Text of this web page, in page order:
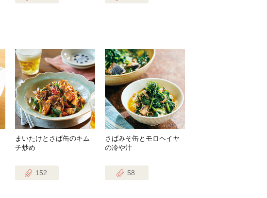
まいたけとさば缶のキム
チ炒め
152
さばみそ缶とモロヘイヤ
の冷や汁
58